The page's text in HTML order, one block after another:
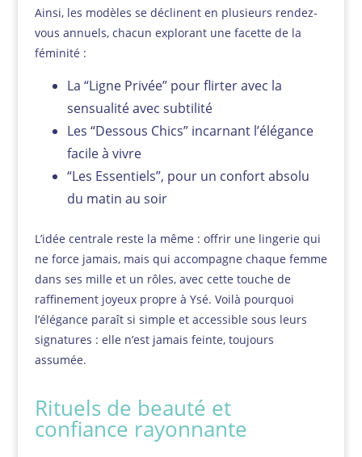
Ainsi, les modèles se déclinent en plusieurs rendez-
vous annuels, chacun explorant une facette de la
féminité :
La “Ligne Privée” pour flirter avec la
sensualité avec subtilité
Les “Dessous Chics” incarnant l’élégance
facile à vivre
“Les Essentiels”, pour un confort absolu
du matin au soir
L’idée centrale reste la même : offrir une lingerie qui
ne force jamais, mais qui accompagne chaque femme
dans ses mille et un rôles, avec cette touche de
raffinement joyeux propre à Ysé. Voilà pourquoi
l’élégance paraît si simple et accessible sous leurs
signatures : elle n’est jamais feinte, toujours
assumée.
Rituels de beauté et
confiance rayonnante